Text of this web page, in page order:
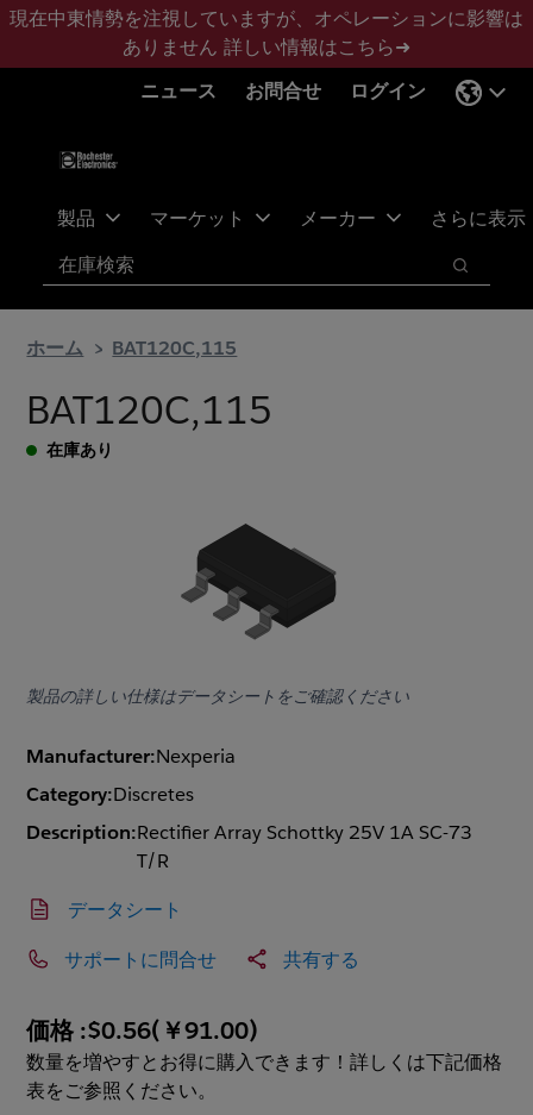
メ
ン
フ
タ
現在中東情勢を注視していますが、オペレーションに影響は
ありません 詳しい情報はこちら➜
ニュース
お問合せ ログイン
製品 マーケット メーカー さらに表示
検索
検索
ホーム BAT120C,115
BAT120C,115
在庫あり
製品の詳しい仕様はデータシートをご確認ください
Manufacturer:Nexperia
Category:Discretes
Description:Rectifier Array Schottky 25V 1A SC-73
T/R
データシート
サポートに問合せ 共有する
価格 :$0.56(￥91.00)
数量を増やすとお得に購入できます！詳しくは下記価格
表をご参照ください。